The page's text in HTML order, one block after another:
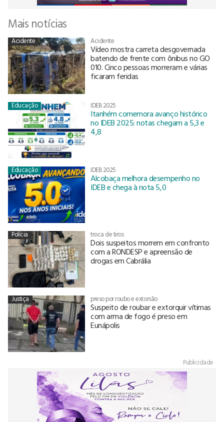
Mais notícias
Acidente Acidente
Vídeo mostra carreta desgovernada
batendo de frente com ônibus no GO
010. Cinco pessoas morreram e várias
ficaram feridas
Educação IDEB 2025
Itanhém comemora avanço histórico
no IDEB 2025: notas chegam a 5,3 e
4,8
Educação IDEB 2025
Alcobaça melhora desempenho no
IDEB e chega à nota 5,0
Polícia troca de tiros
Dois suspeitos morrem em confronto
com a RONDESP e apreensão de
drogas em Cabrália
Justiça preso por roubo e extorsão
Suspeito de roubar e extorquir vítimas
com arma de fogo é preso em
Eunápolis
Publicidade